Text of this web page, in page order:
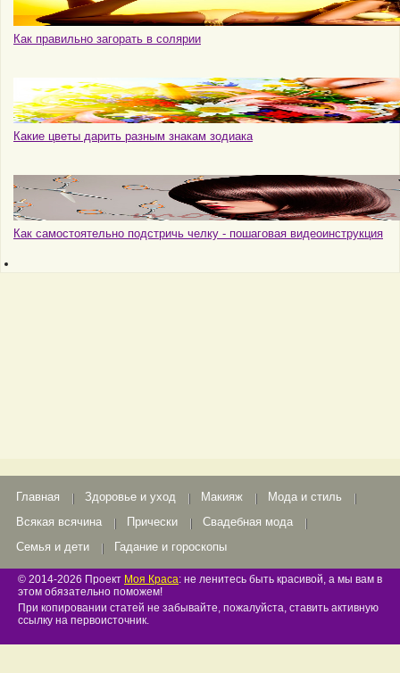
Как правильно загорать в солярии
Какие цветы дарить разным знакам зодиака
Как самостоятельно подстричь челку - пошаговая видеоинструкция
Главная Здоровье и уход Макияж
Мода и стиль
Всякая всячина
Прически
Свадебная мода
Семья и дети
Гадание и гороскопы
© 2014-2026 Проект Моя Краса: не ленитесь быть красивой, а мы вам в
этом обязательно поможем!
При копировании статей не забывайте, пожалуйста, ставить активную
ссылку на первоисточник.